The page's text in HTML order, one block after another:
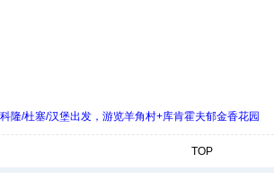
/杜塞/汉堡出发，游览羊角村+库肯霍夫郁金香花园
TOP